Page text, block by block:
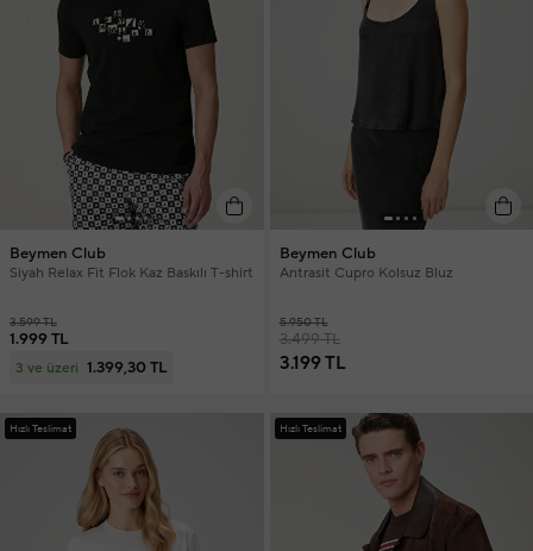
Beymen Club
Siyah Relax Fit Flok Kaz Baskılı T-shirt
3.599 TL
1.999 TL
3 ve üzeri 1.399,30 TL
Beymen Club
Antrasit Cupro Kolsuz Bluz
5.950 TL
3.499 TL
3.199 TL
Hızlı Teslimat Hızlı Teslimat